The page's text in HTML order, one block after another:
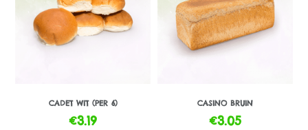
CADET WIT (PER 6)
€3.19
CASINO BRUIN
€3.05